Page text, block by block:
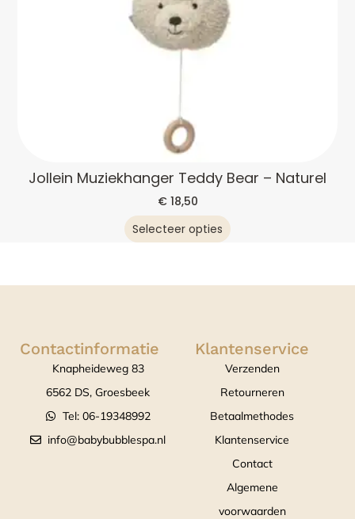
Jollein Muziekhanger Teddy Bear – Naturel
€18,50
Selecteer opties
Contactinformatie
Knapheideweg 83
6562 DS, Groesbeek
Tel: 06-19348992
info@babybubblespa.nl
Klantenservice
Verzenden
Retourneren
Betaalmethodes
Klantenservice
Contact
Algemene
voorwaarden